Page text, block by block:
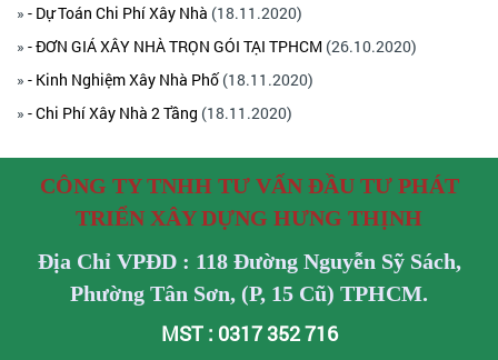
» - Dự Toán Chi Phí Xây Nhà (18.11.2020)
» - ĐƠN GIÁ XÂY NHÀ TRỌN GÓI TẠI TPHCM (26.10.2020)
» - Kinh Nghiệm Xây Nhà Phố (18.11.2020)
» - Chi Phí Xây Nhà 2 Tầng (18.11.2020)
CÔNG TY TNHH TƯ VẤN ĐẦU TƯ PHÁT
TRIỂN XÂY DỰNG HƯNG THỊNH
Địa Chỉ VPĐD : 118 Đường Nguyễn Sỹ Sách,
Phường Tân Sơn, (P, 15 Cũ) TPHCM.
MST : 0317 352 716